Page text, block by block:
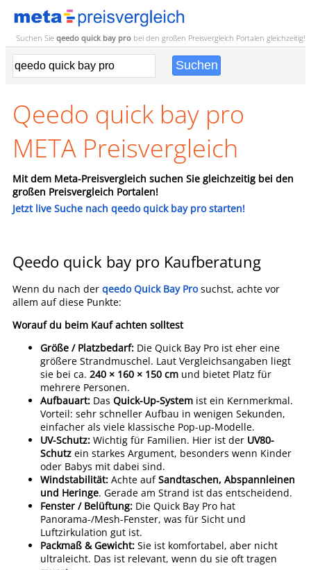
Suchen Sie qeedo quick bay pro bei den großen Preisvergleich Portalen gleichzeitig!
Qeedo quick bay pro
META Preisvergleich
Mit dem Meta-Preisvergleich suchen Sie gleichzeitig bei den
großen Preisvergleich Portalen!
Jetzt live Suche nach qeedo quick bay pro starten!
Qeedo quick bay pro Kaufberatung
Wenn du nach der qeedo Quick Bay Prosuchst, achte vor
allem auf diese Punkte:
Worauf du beim Kauf achten solltest
Größe / Platzbedarf: Die Quick Bay Pro ist eher eine
größere Strandmuschel. Laut Vergleichsangaben liegt
sie bei ca. 240 × 160 × 150 cm und bietet Platz für
mehrere Personen.
Aufbauart: Das Quick-Up-System ist ein Kernmerkmal.
Vorteil: sehr schneller Aufbau in wenigen Sekunden,
einfacher als viele klassische Pop-up-Modelle.
UV-Schutz: Wichtig für Familien. Hier ist der UV80-
Schutz ein starkes Argument, besonders wenn Kinder
oder Babys mit dabei sind.
Windstabilität: Achte aufSandtaschen, Abspannleinen
und Heringe. Gerade am Strand ist das entscheidend.
Fenster / Belüftung: Die Quick Bay Pro hat
Panorama-/Mesh-Fenster, was für Sicht und
Luftzirkulation gut ist.
Packmaß & Gewicht: Sie ist komfortabel, aber nicht
ultraleicht. Das ist relevant, wenn du sie oft tragen